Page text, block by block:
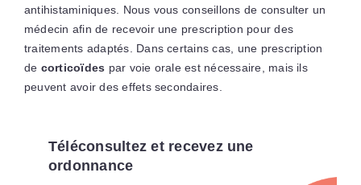
antihistaminiques. Nous vous conseillons de consulter un
médecin afin de recevoir une prescription pour des
traitements adaptés. Dans certains cas, une prescription
de corticoïdes par voie orale est nécessaire, mais ils
peuvent avoir des effets secondaires.
Téléconsultez et recevez une
ordonnance